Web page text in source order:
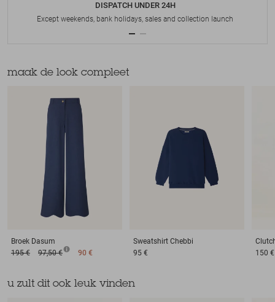
DISPATCH UNDER 24H
Except weekends, bank holidays, sales and collection launch
maak de look compleet
Broek Dasum
195 €
97,50 € 90 €
Sweatshirt Chebbi
95 €
150 €
u zult dit ook leuk vinden